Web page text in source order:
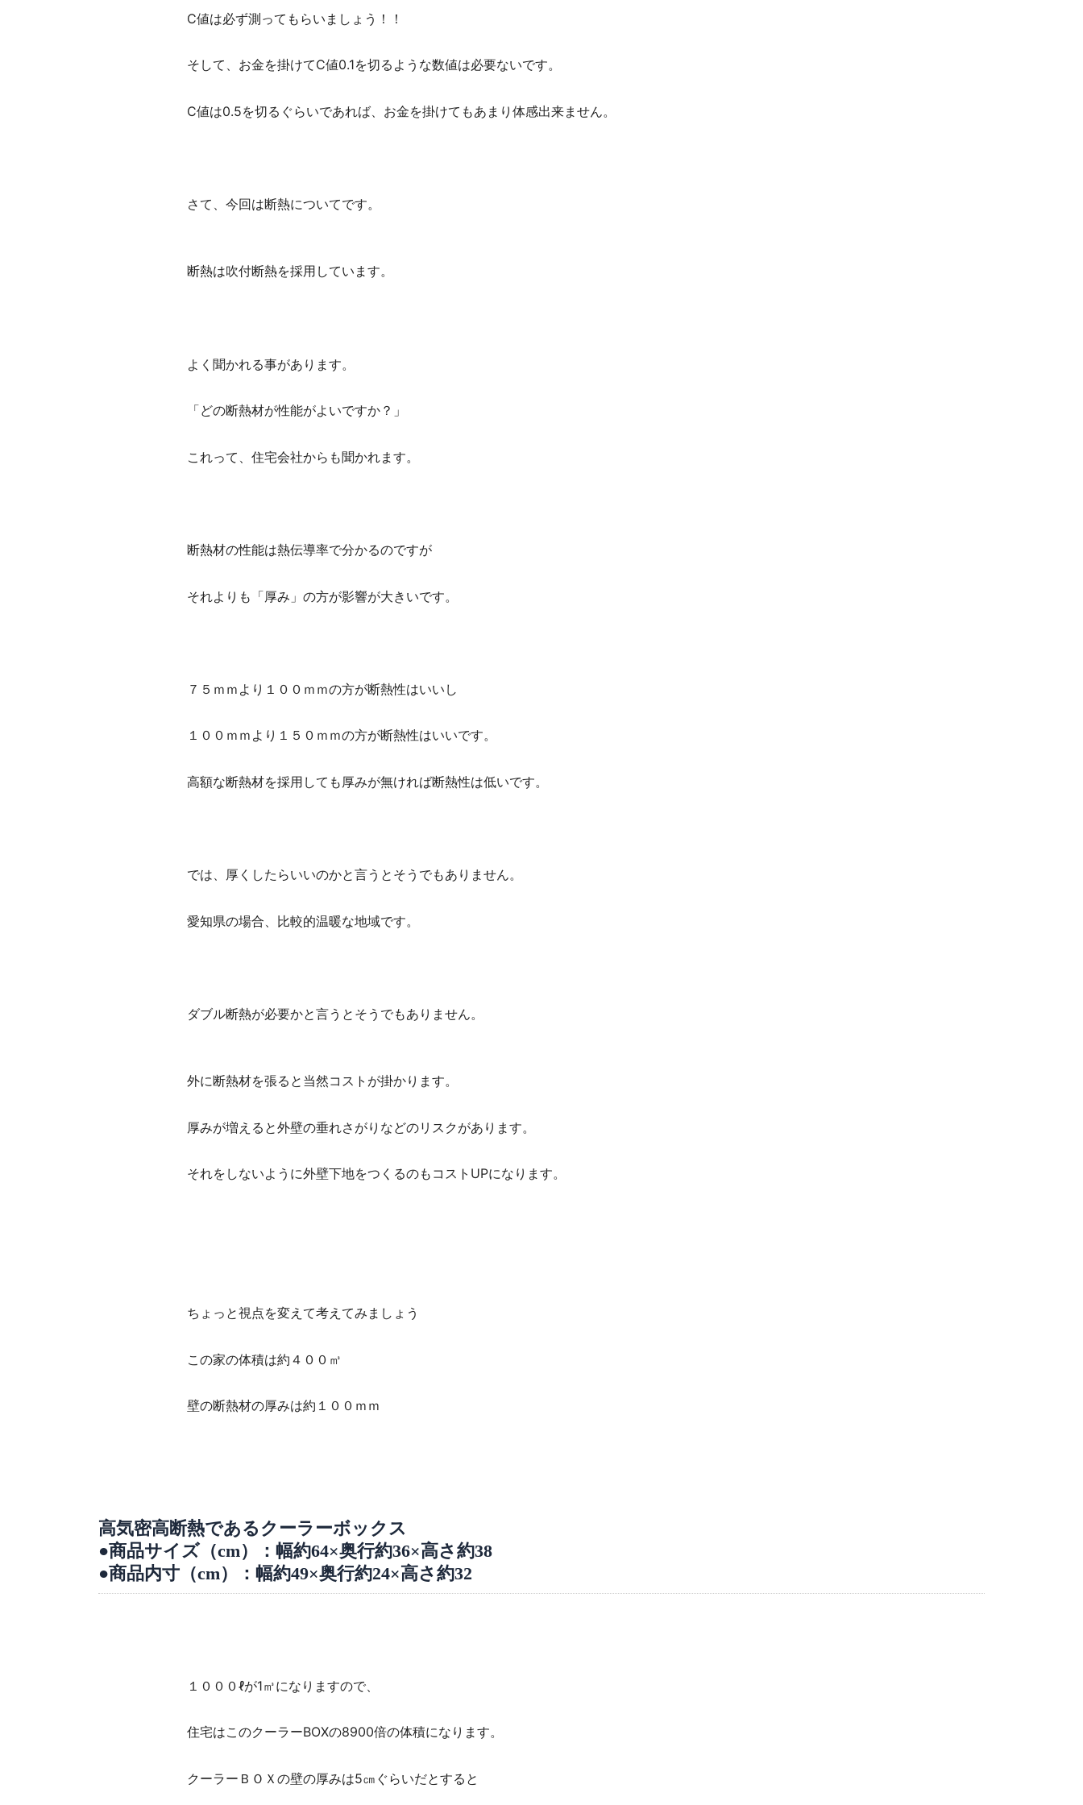
C値は必ず測ってもらいましょう！！
そして、お金を掛けてC値0.1を切るような数値は必要ないです。
C値は0.5を切るぐらいであれば、お金を掛けてもあまり体感出来ません。
さて、今回は断熱についてです。
断熱は吹付断熱を採用しています。
よく聞かれる事があります。
「どの断熱材が性能がよいですか？」
これって、住宅会社からも聞かれます。
断熱材の性能は熱伝導率で分かるのですが
それよりも「厚み」の方が影響が大きいです。
７５ｍｍより１００ｍｍの方が断熱性はいいし
１００ｍｍより１５０ｍｍの方が断熱性はいいです。
高額な断熱材を採用しても厚みが無ければ断熱性は低いです。
では、厚くしたらいいのかと言うとそうでもありません。
愛知県の場合、比較的温暖な地域です。
ダブル断熱が必要かと言うとそうでもありません。
外に断熱材を張ると当然コストが掛かります。
厚みが増えると外壁の垂れさがりなどのリスクがあります。
それをしないように外壁下地をつくるのもコストUPになります。
ちょっと視点を変えて考えてみましょう
この家の体積は約４００㎥
壁の断熱材の厚みは約１００ｍｍ
高気密高断熱であるクーラーボックス
●商品サイズ（cm）：幅約64×奥行約36×高さ約38
●商品内寸（cm）：幅約49×奥行約24×高さ約32
１０００ℓが1㎥になりますので、
住宅はこのクーラーBOXの8900倍の体積になります。
クーラーＢＯＸの壁の厚みは5㎝ぐらいだとすると